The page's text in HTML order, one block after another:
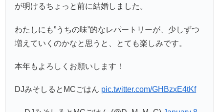
が明けるちょっと前に結婚しました。
わたしにも”うちの味”的なレパートリーが、少しずつ
増えていくのかなと思うと、とても楽しみです。
本年もよろしくお願いします！
DJみそしるとMCごはん pic.twitter.com/GHBzxE4tKf